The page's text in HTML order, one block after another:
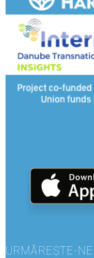
URMĂREȘTE-